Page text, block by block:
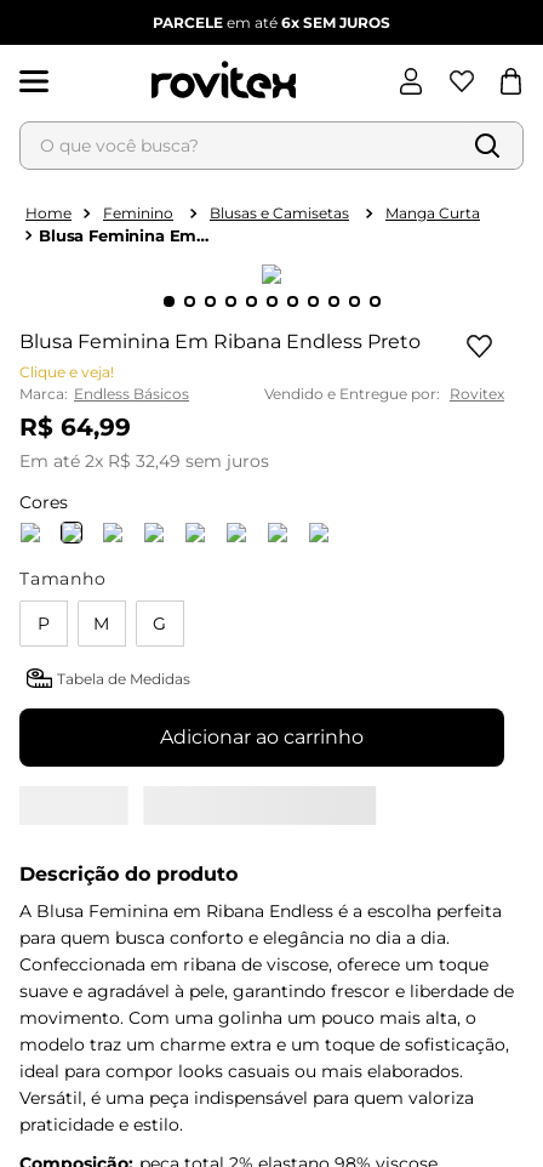
PARCELE em até 6x SEM JUROS
O que você busca?
Feminino Blusas e Camisetas Manga Curta
Blusa Feminina Em
Blusa Feminina Em Ribana Endless Preto
Clique e veja!
Marca: Endless Básicos Vendido e Entregue por: Rovitex
R$ 64,99
Em até 2x R$ 32,49 sem juros
Cores
Tamanho
P M G
Tabela de Medidas
Adicionar ao carrinho
Descrição do produto
A Blusa Feminina em Ribana Endless é a escolha perfeita
para quem busca conforto e elegância no dia a dia.
Confeccionada em ribana de viscose, oferece um toque
suave e agradável à pele, garantindo frescor e liberdade de
movimento. Com uma golinha um pouco mais alta, o
modelo traz um charme extra e um toque de sofisticação,
ideal para compor looks casuais ou mais elaborados.
Versátil, é uma peça indispensável para quem valoriza
praticidade e estilo.
Termos mais buscados
º
blusa feminina
6º conjunto feminino